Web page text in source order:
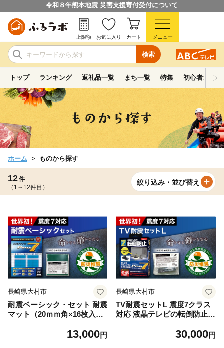
令和８年熊本地震 災害支援寄付受付について
検索
上限額 お気に入り カート メニュー
トップ ランキング 返礼品一覧 まち一覧 特集 初心者ガイド
ホーム ものから探す
12件
（1～12件目）
絞り込み・並び替え
長崎県大村市
耐震ベーシック・セット 耐震
マット（20ｍｍ角×16枚入）
m角×1枚） / 地震対策 転倒防
13,000円
長崎県大村市
TV耐震セットL 震度7クラス
対応 液晶テレビの転倒防止!
サイズ 41V型〜65V型まで対
30,000円